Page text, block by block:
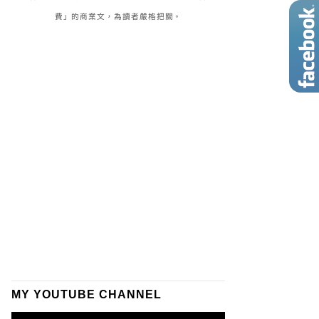
費」的商業文，為讀者嚴格把關。
MY YOUTUBE CHANNEL